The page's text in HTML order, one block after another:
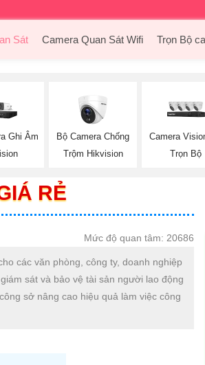
Sát Camera Quan Sát Wifi Trọn Bộ
Ghi Âm
Bộ Camera Chống
Trộm Hikvision
Camera
Trọn Bộ
RẺ
Mức độ quan tâm: 20686
các văn phòng, công ty, doanh nghiệp
sát và bảo vệ tài sản người lao động
sở nâng cao hiệu quả làm việc công